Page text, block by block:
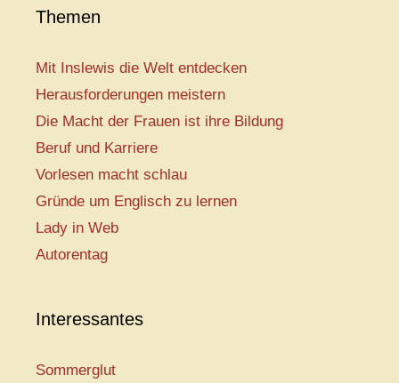
Themen
Mit Inslewis die Welt entdecken
Herausforderungen meistern
Die Macht der Frauen ist ihre Bildung
Beruf und Karriere
Vorlesen macht schlau
Gründe um Englisch zu lernen
Lady in Web
Autorentag
Interessantes
Sommerglut